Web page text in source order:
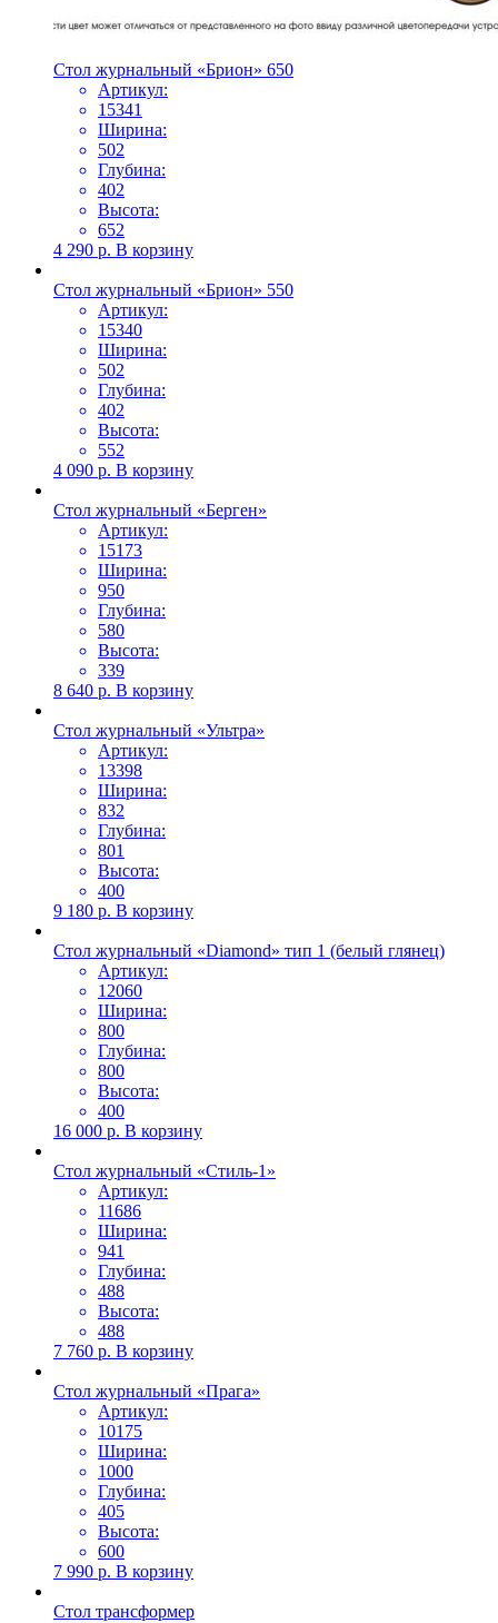
Стол журнальный «Брион» 650
Артикул:
15341
Ширина:
502
Глубина:
402
Высота:
652
4 290 р. В корзину
Стол журнальный «Брион» 550
Артикул:
15340
Ширина:
502
Глубина:
402
Высота:
552
4 090 р. В корзину
Стол журнальный «Берген»
Артикул:
15173
Ширина:
950
Глубина:
580
Высота:
339
8 640 р. В корзину
Стол журнальный «Ультра»
Артикул:
13398
Ширина:
832
Глубина:
801
Высота:
400
9 180 р. В корзину
Стол журнальный «Diamond» тип 1 (белый глянец)
Артикул:
12060
Ширина:
800
Глубина:
800
Высота:
400
16 000 р. В корзину
Стол журнальный «Стиль-1»
Артикул:
11686
Ширина:
941
Глубина:
488
Высота:
488
7 760 р. В корзину
Стол журнальный «Прага»
Артикул:
10175
Ширина:
1000
Глубина:
405
Высота:
600
7 990 р. В корзину
Стол трансформер